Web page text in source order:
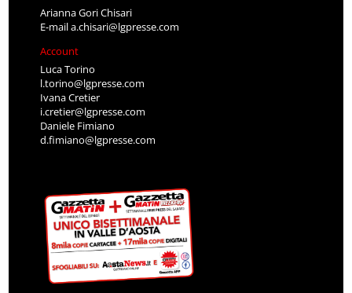
Arianna Gori Chisari
E-maila.chisari@lgpresse.com
Account
Luca Torino
l.torino@lgpresse.com
Ivana Cretier
i.cretier@lgpresse.com
Daniele Fimiano
d.fimiano@lgpresse.com